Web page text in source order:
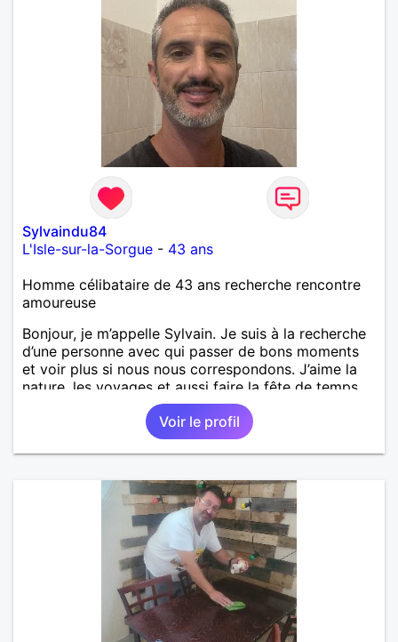
Sylvaindu84
L'Isle-sur-la-Sorgue - 43 ans
Homme célibataire de 43 ans recherche rencontre
amoureuse
Bonjour, je m’appelle Sylvain. Je suis à la recherche
d’une personne avec qui passer de bons moments
et voir plus si nous nous correspondons. J’aime la
nature, les voyages et aussi faire la fête de temps
en temps ;-)Je suis papa d’un petit garçon de 7 ans
dont je m’occupe en garde alternée. J’aime à peu
près tous les styles de musique. (Oui je suis pas
trop fan de Jul). Je fais du sport pour garder la
pense en tout cas 😂)
Voir le profil